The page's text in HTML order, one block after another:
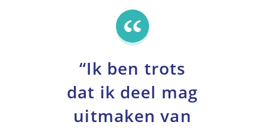
“Ik ben trots
dat ik deel mag
uitmaken van